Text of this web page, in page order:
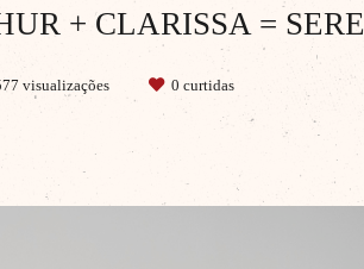
+ CLARISSA =
visualizações 0 curtidas